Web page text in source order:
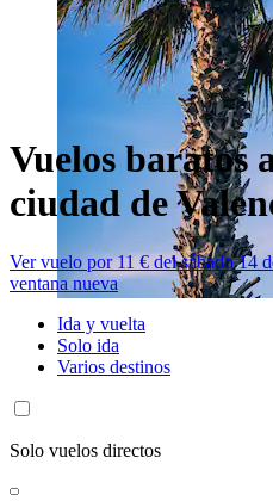
Vuelos baratos
ciudad de
Ver vuelo por 11 € del sábado 14
ventana nueva
Ida y vuelta
Solo ida
Varios destinos
Solo vuelos directos